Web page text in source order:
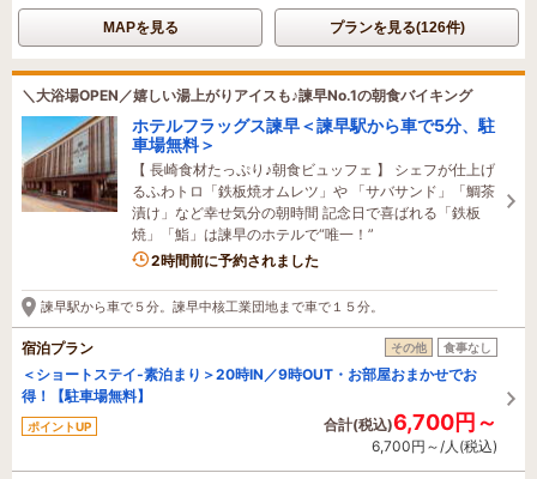
MAPを見る プランを見る(126件)
＼大浴場OPEN／嬉しい湯上がりアイスも♪諫早No.1の朝食バイキング
ホテルフラッグス諫早＜諫早駅から車で5分、駐
車場無料＞
【 長崎食材たっぷり♪朝食ビュッフェ 】 シェフが仕上げ
るふわトロ「鉄板焼オムレツ」や 「サバサンド」「鯛茶
漬け」など幸せ気分の朝時間 記念日で喜ばれる「鉄板
焼」「鮨」は諫早のホテルで“唯一！”
2時間前に予約されました
諫早駅から車で５分。諫早中核工業団地まで車で１５分。
宿泊プラン その他 食事なし
＜ショートステイ‐素泊まり＞20時IN／9時OUT・お部屋おまかせでお
得！【駐車場無料】
ポイントUP 合計(税込)6,700円～
6,700円～/人(税込)